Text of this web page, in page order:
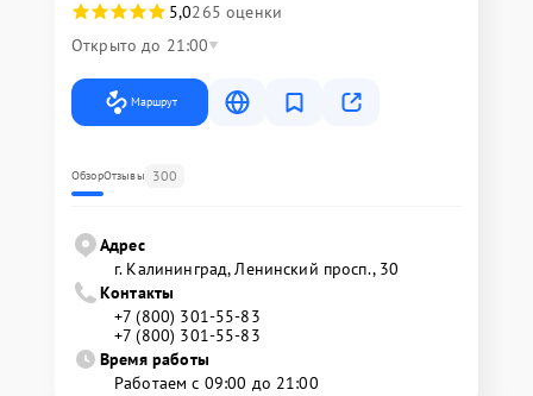
5,0265 оценки
Открыто до 21:00
Маршрут
ОбзорОтзывы 300
Адрес
г. Калининград, Ленинский просп., 30
Контакты
+7 (800) 301-55-83
+7 (800) 301-55-83
Время работы
Работаем с 09:00 до 21:00